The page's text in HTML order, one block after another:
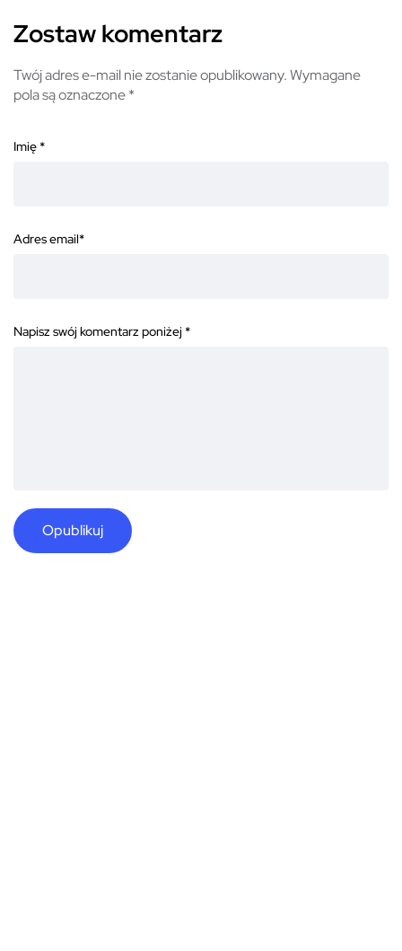
Zostaw komentarz
Twój adres e-mail nie zostanie opublikowany.Wymagane
pola są oznaczone*
Imię *
Adres email*
Napisz swój komentarz poniżej *